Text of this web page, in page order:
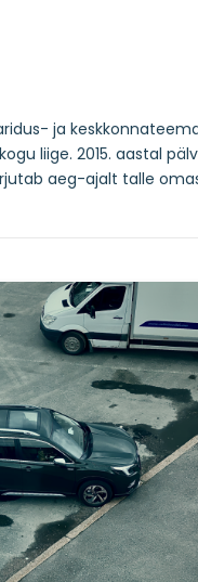
ja
liige. 2015. aastal
aeg-ajalt talle